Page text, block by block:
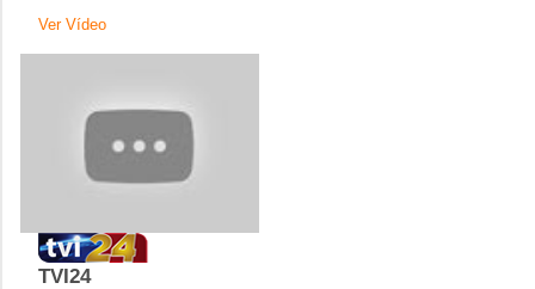
Ver Vídeo
TVI24